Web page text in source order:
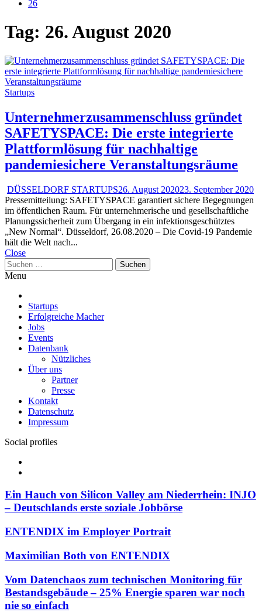
26
Tag: 26. August 2020
Startups
Unternehmerzusammenschluss gründet
SAFETYSPACE: Die erste integrierte
Plattformlösung für nachhaltige
pandemiesichere Veranstaltungsräume
DÜSSELDORF STARTUPS26. August 202023. September 2020
Pressemitteilung: SAFETYSPACE garantiert sichere Begegnungen
im öffentlichen Raum. Für unternehmerische und gesellschaftliche
Planungssicherheit zum Übergang in ein infektionsgeschütztes
„New Normal“. Düsseldorf, 26.08.2020 – Die Covid-19 Pandemie
hält die Welt nach...
Close
Suchen
nach:
Menu
Startups
Erfolgreiche Macher
Jobs
Events
Datenbank
Nützliches
Über uns
Partner
Presse
Kontakt
Datenschutz
Impressum
Social profiles
Ein Hauch von Silicon Valley am Niederrhein: INJO
– Deutschlands erste soziale Jobbörse
ENTENDIX im Employer Portrait
Maximilian Both von ENTENDIX
Vom Datenchaos zum technischen Monitoring für
Bestandsgebäude – 25% Energie sparen war noch
nie so einfach